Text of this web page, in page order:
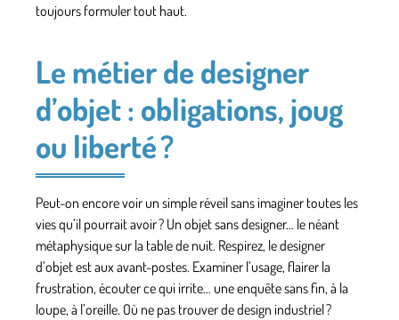
toujours formuler tout haut.
Le métier de designer
d’objet : obligations, joug
ou liberté ?
Peut-on encore voir un simple réveil sans imaginer toutes les
vies qu’il pourrait avoir ? Un objet sans designer… le néant
métaphysique sur la table de nuit. Respirez, le designer
d’objet est aux avant-postes. Examiner l’usage, flairer la
frustration, écouter ce qui irrite… une enquête sans fin, à la
loupe, à l’oreille. Où ne pas trouver de design industriel ?